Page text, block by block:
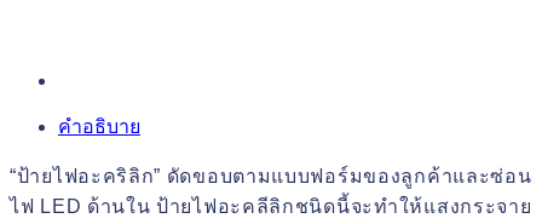
คำอธิบาย
“ป้ายไฟอะคริลิก” ดัดขอบตามแบบฟอร์มของลูกค้าและซ่อน
ไฟ LED ด้านใน ป้ายไฟอะคลีลิกชนิดนี้จะทำให้แสงกระจาย